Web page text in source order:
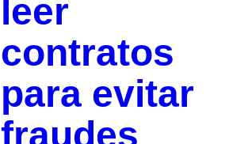
leer
contratos
para evitar
fraudes